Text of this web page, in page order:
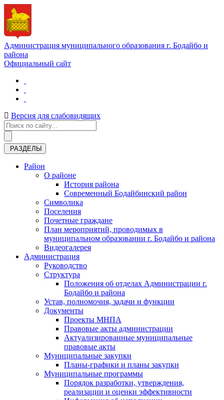
Администрация муниципального образования г. Бодайбо и
района
Официальный сайт
Версия для слабовидящих
РАЗДЕЛЫ
Район
О районе
История района
Современный Бодайбинский район
Символика
Поселения
Почетные граждане
План мероприятий, проводимых в
муниципальном образовании г. Бодайбо и района
Видеогалерея
Администрация
Руководство
Структура
Положения об отделах Администрации г.
Бодайбо и района
Устав, полномочия, задачи и функции
Документы
Проекты МНПА
Правовые акты администрации
Актуализированные муниципальные
правовые акты
Муниципальные закупки
Планы-графики и планы закупки
Муниципальные программы
Порядок разработки, утверждения,
реализации и оценки эффективности